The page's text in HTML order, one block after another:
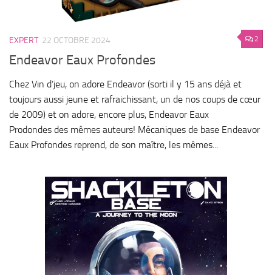
2
EXPERT 22 OCTOBRE 2024
Endeavor Eaux Profondes
Chez Vin d’jeu, on adore Endeavor (sorti il y 15 ans déjà et
toujours aussi jeune et rafraichissant, un de nos coups de cœur
de 2009) et on adore, encore plus, Endeavor Eaux
Prodondes des mêmes auteurs! Mécaniques de base Endeavor
Eaux Profondes reprend, de son maître, les mêmes...